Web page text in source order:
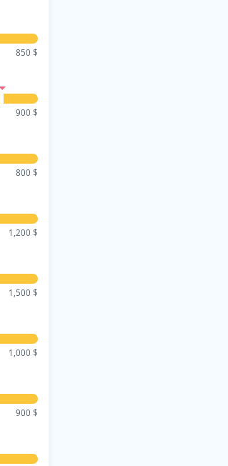
850 $
900 $
800 $
1,200 $
1,500 $
1,000 $
900 $